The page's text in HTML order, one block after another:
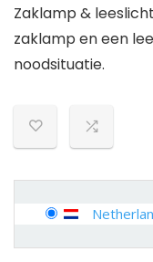
Zaklamp &
zaklamp en een
noodsituatie.